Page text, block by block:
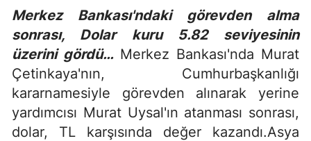
Merkez Bankası'ndaki görevden alma
sonrası, Dolar kuru 5.82 seviyesinin
üzerini gördü… Merkez Bankası'nda Murat
Çetinkaya'nın, Cumhurbaşkanlığı
kararnamesiyle görevden alınarak yerine
yardımcısı Murat Uysal'ın atanması sonrası,
dolar, TL karşısında değer kazandı.Asya